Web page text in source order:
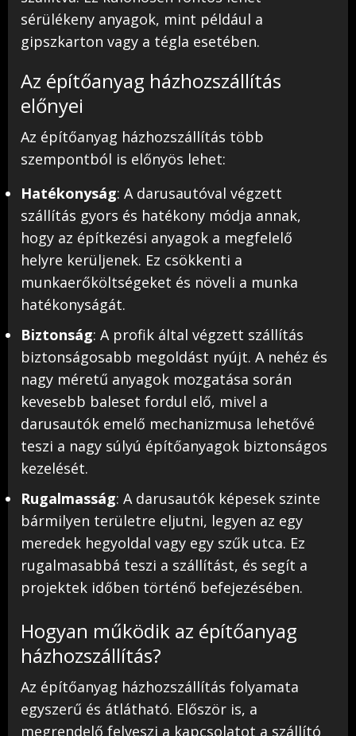
sérülékeny anyagok, mint például a
gipszkarton vagy a tégla esetében.
Az építőanyag házhozszállítás
előnyei
Az építőanyag házhozszállítás több
szempontból is előnyös lehet:
Hatékonyság: A darusautóval végzett
szállítás gyors és hatékony módja annak,
hogy az építkezési anyagok a megfelelő
helyre kerüljenek. Ez csökkenti a
munkaerőköltségeket és növeli a munka
hatékonyságát.
Biztonság: A profik által végzett szállítás
biztonságosabb megoldást nyújt. A nehéz és
nagy méretű anyagok mozgatása során
kevesebb baleset fordul elő, mivel a
darusautók emelő mechanizmusa lehetővé
teszi a nagy súlyú építőanyagok biztonságos
kezelését.
Rugalmasság: A darusautók képesek szinte
bármilyen területre eljutni, legyen az egy
meredek hegyoldal vagy egy szűk utca. Ez
rugalmasabbá teszi a szállítást, és segít a
projektek időben történő befejezésében.
Hogyan működik az építőanyag
házhozszállítás?
Az építőanyag házhozszállítás folyamata
egyszerű és átlátható. Először is, a
megrendelő felveszi a kapcsolatot a szállító